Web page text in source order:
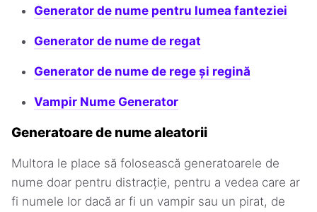
Generator de nume pentru lumea fanteziei
Generator de nume de regat
Generator de nume de rege și regină
Vampir Nume Generator
Generatoare de nume aleatorii
Multora le place să folosească generatoarele de
nume doar pentru distracție, pentru a vedea care ar
fi numele lor dacă ar fi un vampir sau un pirat, de